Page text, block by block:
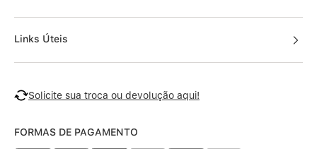
Links Úteis
Solicite sua troca ou devolução aqui!
FORMAS DE PAGAMENTO